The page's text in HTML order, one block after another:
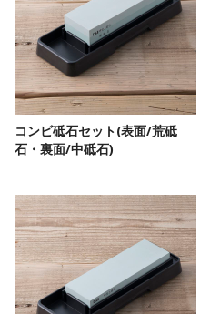
コンビ砥石セット(表面/荒砥
石・裏面/中砥石)